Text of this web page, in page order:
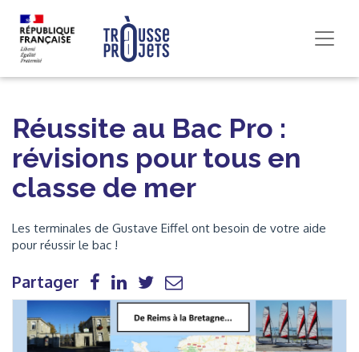
Réussite au Bac Pro :
révisions pour tous en
classe de mer
Les terminales de Gustave Eiffel ont besoin de votre aide
pour réussir le bac !
Partager